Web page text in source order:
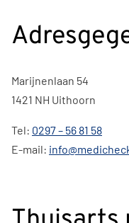
Marijnenlaan 54
1421 NH Uithoorn
Tel: 0297 – 56 81 58
E-mail: